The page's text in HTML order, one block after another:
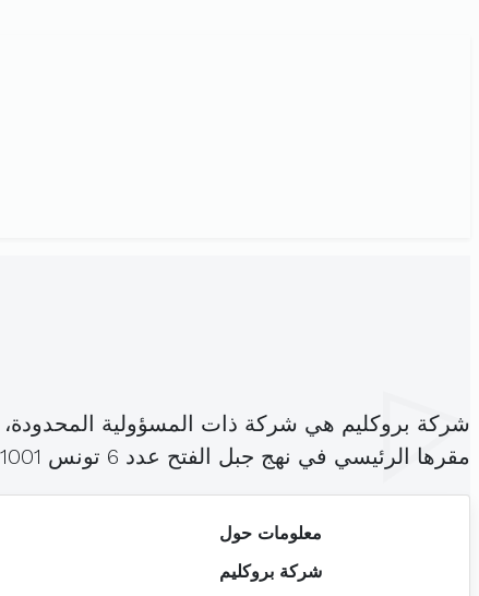
شركة بروكليم هي شركة ذات المسؤولية
مقرها الرئيسي في نهج جبل الفتح عدد 6 تونس 1001 (
معلومات حول
شركة بروكليم